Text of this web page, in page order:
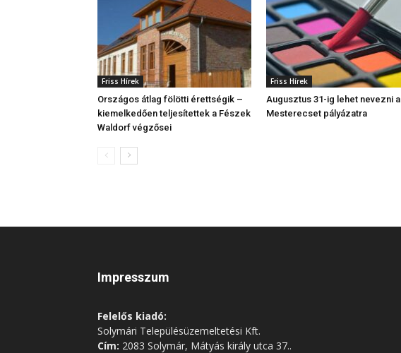
Friss Hírek
Országos átlag fölötti érettségik –
kiemelkedően teljesítettek a Fészek
Waldorf végzősei
Friss Hírek
Augusztus 31-ig lehet nevezni a
Mesterecset pályázatra
Impresszum
Felelős kiadó:
Solymári Településüzemeltetési Kft.
Cím: 2083 Solymár, Mátyás király utca 37..